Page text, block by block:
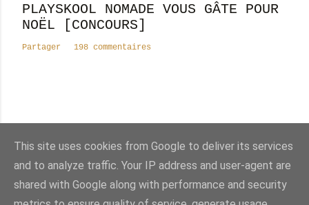
PLAYSKOOL NOMADE VOUS GÂTE POUR
NOËL [CONCOURS]
Partager 198 commentaires
44613
Fourni par Blogger
This site uses cookies from Google to deliver its services
and to analyze traffic. Your IP address and user-agent are
shared with Google along with performance and security